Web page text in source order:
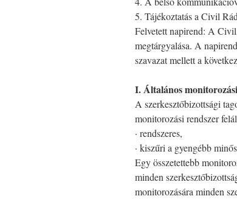
5. Tájékoztatás a Civil
Felvetett napirend: A
megtárgyalása. A
szavazat mellett a
I. Általános
A szerkesztőbizottsági
monitorozási rendszer
· rendszeres,
· kiszűri a gyengébb
Egy összetettebb
minden
monitorozására minden